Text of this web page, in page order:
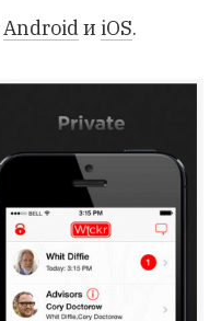
Androidи iOS.